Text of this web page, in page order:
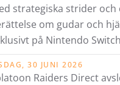
strategiska strider och
om gudar och
på Nintendo
30 JUNI 2026
Raiders Direct